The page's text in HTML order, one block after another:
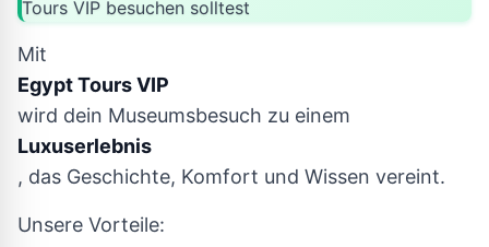
Tours VIP besuchen solltest
Mit
Egypt Tours VIP
wird dein Museumsbesuch zu einem
Luxuserlebnis
, das Geschichte, Komfort und Wissen vereint.
Unsere Vorteile: